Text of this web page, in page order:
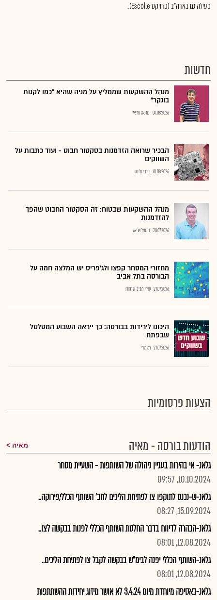
פעילה גם בארה"ב (פרויקט Escolle)..
חדשות
מנהל ההשקעות שממליץ על מניה שהיא "כמו לקנות
בונקר"
04.08.2026 נתנאל אריאל
הבכיר שרואה הזדמנות בסקטור חבוט - ועוד כתבות על
השווקים
01.08.2026 כתבי גלובס
מנהל ההשקעות שבטוח: זה הסקטור החבוט שהפך
להזדמנות
28.07.2026 נתנאל אריאל
מחזורי המסחר קפצו ולג'פריס יש המלצה חמה על
הבורסה בתל אביב
27.07.2026 שירי חביב-ולדהורן
היכונו לירידות בבורסה: כך ייראה השבוע המטלטל
שבפתח
27.07.2026 רם מורי
הצעות פרסומיות
הודעות בורסה - מאיה מאיה
גלאנ- אי בהירות בעניין ניהולה של השותפות - השעיית מסחר
10.10.2024, 09:57
גלאנ-ש-נכנס לתוקפו צו לפתיחת הליכים לחב' השותף הכללי,פירוקה..
15.09.2024, 08:27
גלאנ-הבהרה לדיווח בדבר החלטת השותף הכללי לפנות בבקשה לצו..
12.08.2024, 08:01
גלאנ-השותף הכללי יפנה לבימ"ש בבקשה לקבל צו לפתיחת הליכים..
12.08.2024, 08:01
גלאנ-באסיפה מיוחדת מיום 3.4.24 לא אושר מיזוג יחידות ההשתתפות